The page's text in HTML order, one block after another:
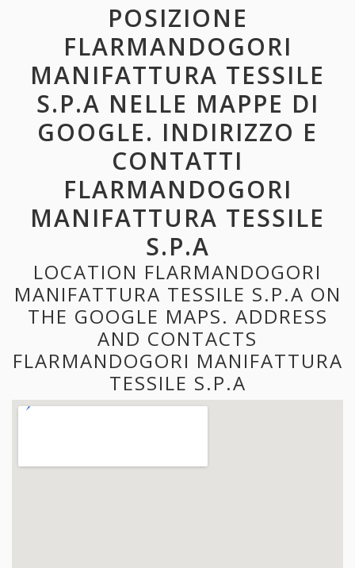
POSIZIONE
FLARMANDOGORI
MANIFATTURA TESSILE
S.P.A NELLE MAPPE DI
GOOGLE. INDIRIZZO E
CONTATTI
FLARMANDOGORI
MANIFATTURA TESSILE
S.P.A
LOCATION FLARMANDOGORI
MANIFATTURA TESSILE S.P.A ON
THE GOOGLE MAPS. ADDRESS
AND CONTACTS
FLARMANDOGORI MANIFATTURA
TESSILE S.P.A